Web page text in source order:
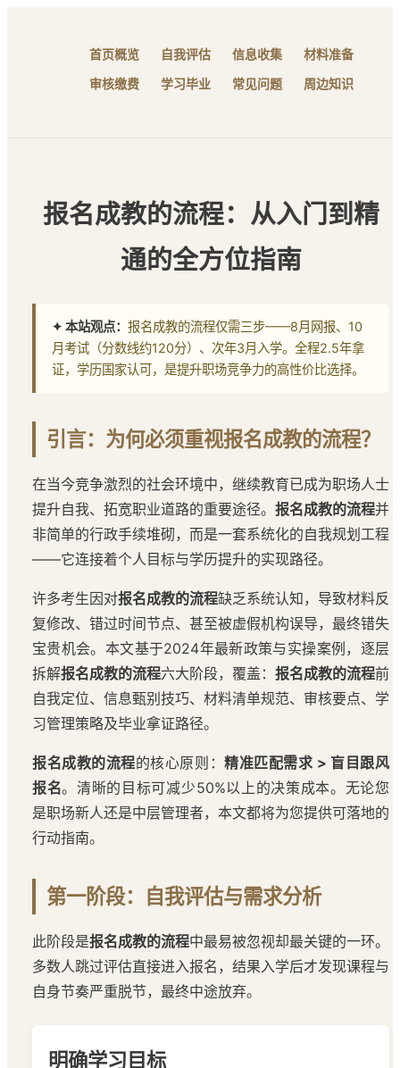
首页概览 自我评估 信息收集
材料准备
审核缴费
学习毕业 常见问题 周边知识
报名成教的流程：从入门到精
通的全方位指南
✦ 本站观点： 报名成教的流程仅需三步——8月网报、10
月考试（分数线约120分）、次年3月入学。全程2.5年拿
证，学历国家认可，是提升职场竞争力的高性价比选择。
引言：为何必须重视报名成教的流程？
在当今竞争激烈的社会环境中，继续教育已成为职场人士
提升自我、拓宽职业道路的重要途径。 报名成教的流程并
非简单的行政手续堆砌，而是一套系统化的自我规划工程
——它连接着个人目标与学历提升的实现路径。
许多考生因对报名成教的流程缺乏系统认知，导致材料反
复修改、错过时间节点、甚至被虚假机构误导，最终错失
宝贵机会。本文基于2024年最新政策与实操案例，逐层
拆解报名成教的流程六大阶段，覆盖： 报名成教的流程前
自我定位、信息甄别技巧、材料清单规范、审核要点、学
习管理策略及毕业拿证路径。
报名成教的流程的核心原则：精准匹配需求 > 盲目跟风
报名。清晰的目标可减少50%以上的决策成本。无论您
是职场新人还是中层管理者，本文都将为您提供可落地的
行动指南。
第一阶段：自我评估与需求分析
此阶段是报名成教的流程中最易被忽视却最关键的一环。
多数人跳过评估直接进入报名，结果入学后才发现课程与
自身节奏严重脱节，最终中途放弃。
明确学习目标